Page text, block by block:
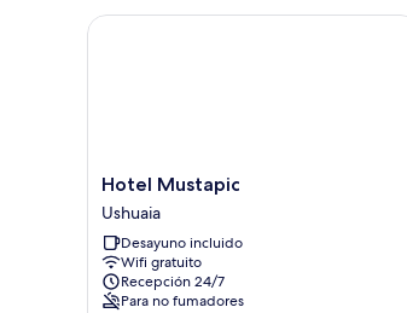
Hotel
Mustapic
Ushuaia
Hotel Mustapic
Ushuaia
Desayuno incluido
Wifi gratuito
Recepción 24/7
Para no fumadores
Hotel Mustapic